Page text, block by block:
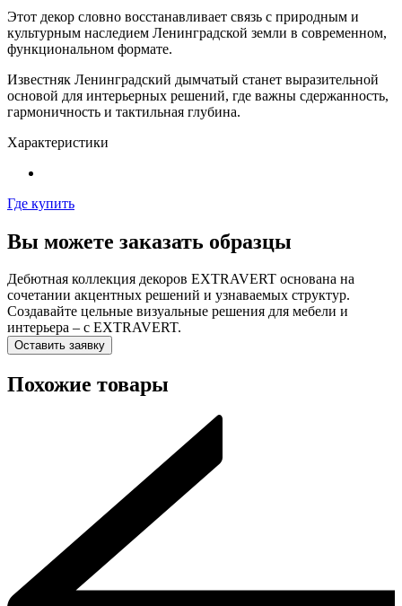
Этот декор словно восстанавливает связь с природным и
культурным наследием Ленинградской земли в современном,
функциональном формате.
Известняк Ленинградский дымчатый станет выразительной
основой для интерьерных решений, где важны сдержанность,
гармоничность и тактильная глубина.
Характеристики
Где купить
Вы можете заказать образцы
Дебютная коллекция декоров EXTRAVERT основана на
сочетании акцентных решений и узнаваемых структур.
Создавайте цельные визуальные решения для мебели и
интерьера – с EXTRAVERT.
Оставить заявку
Похожие товары